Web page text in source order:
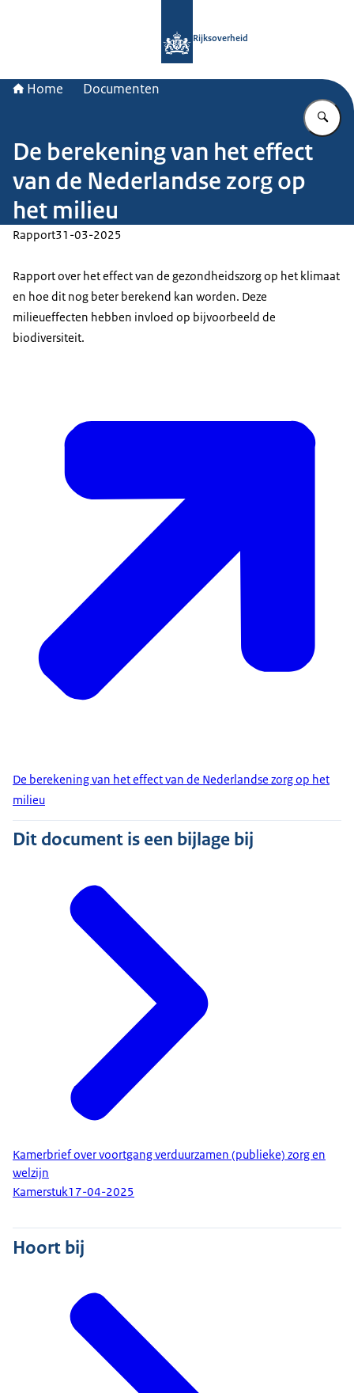
Rijksoverheid
Home Documenten
De berekening van het effect
van de Nederlandse zorg op
het milieu
Rapport31-03-2025
Rapport over het effect van de gezondheidszorg op het klimaat
en hoe dit nog beter berekend kan worden. Deze
milieueffecten hebben invloed op bijvoorbeeld de
biodiversiteit.
De berekening van het effect van de Nederlandse zorg op het
milieu
Dit document is een bijlage bij
Kamerbrief over voortgang verduurzamen (publieke) zorg en
welzijn
Kamerstuk17-04-2025
Hoort bij